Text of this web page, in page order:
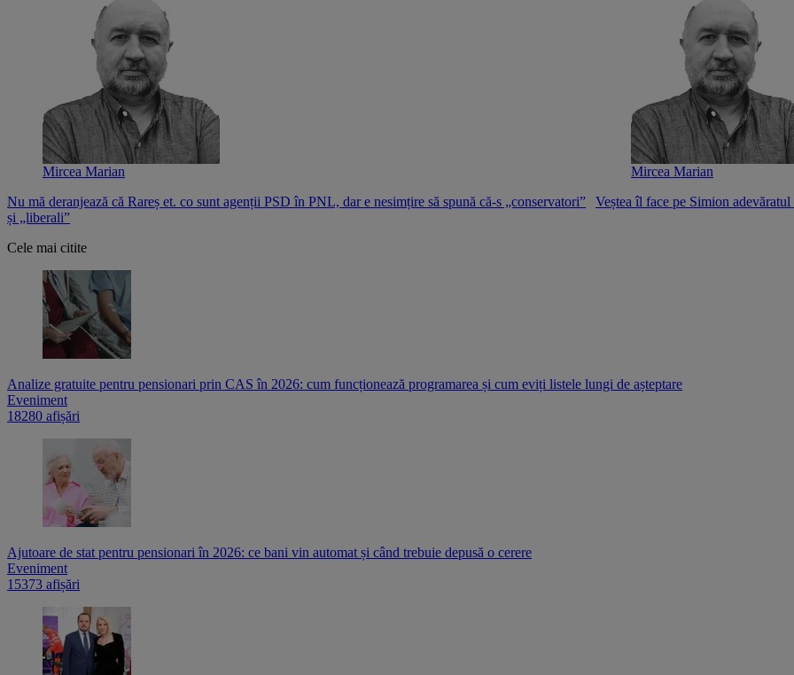
Mircea Marian
Nu mă deranjează că Rareș et. co sunt agenții PSD în PNL, dar e nesimțire să spună că-s „conservatori”
și „liberali”
Mircea Marian
Veștea îl face pe Simion
Cele mai citite
Analize gratuite pentru pensionari prin CAS în 2026: cum funcționează programarea și cum eviți listele lungi de așteptare
Eveniment
18280 afișări
Ajutoare de stat pentru pensionari în 2026: ce bani vin automat și când trebuie depusă o cerere
Eveniment
15373 afișări